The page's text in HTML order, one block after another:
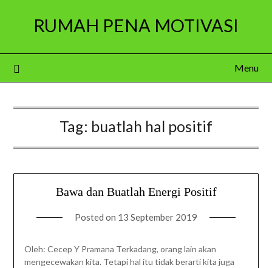
RUMAH PENA MOTIVASI
Menu
Tag: buatlah hal positif
Bawa dan Buatlah Energi Positif
Posted on 13 September 2019
Oleh: Cecep Y Pramana Terkadang, orang lain akan
mengecewakan kita. Tetapi hal itu tidak berarti kita juga